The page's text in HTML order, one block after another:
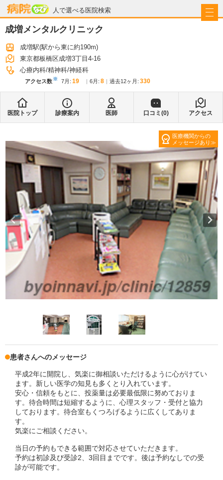
人で選べる医院検索
病院なび
成増メンタルクリニック
成増駅(駅から東に約190m)
東京都板橋区成増3丁目4-16
心療内科 精神科 神経科
アクセス数※ 7月 : 19 6月 : 8 過去12ヶ月: 330
医院トップ 診療案内 医師 口コミ(0) アクセス
医療機関からの
メッセージあり
患者さんへのメッセージ
平成2年に開院し、気楽に御相談いただけるように心がけてい
ます。新しい医学の知見も多くとり入れています。
安心・信頼をもとに、投薬量は必要最低限に努めておりま
す。待合時間は短縮するように、心理スタッフ・受付と協力
しております。待合室もくつろげるように広くしてありま
す。
気楽にご相談ください。
当日の予約もできる範囲で対応させていただきます。
予約は初診及び受診2、3回目までです。後は予約なしでの受
診が可能です。